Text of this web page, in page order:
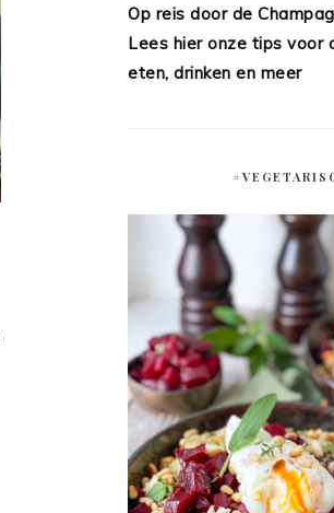
Op reis door de
Lees hier onze tips voor
eten, drinken en meer